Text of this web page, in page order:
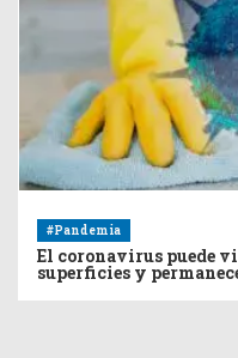
#Pandemia
El coronavirus puede
superficies y